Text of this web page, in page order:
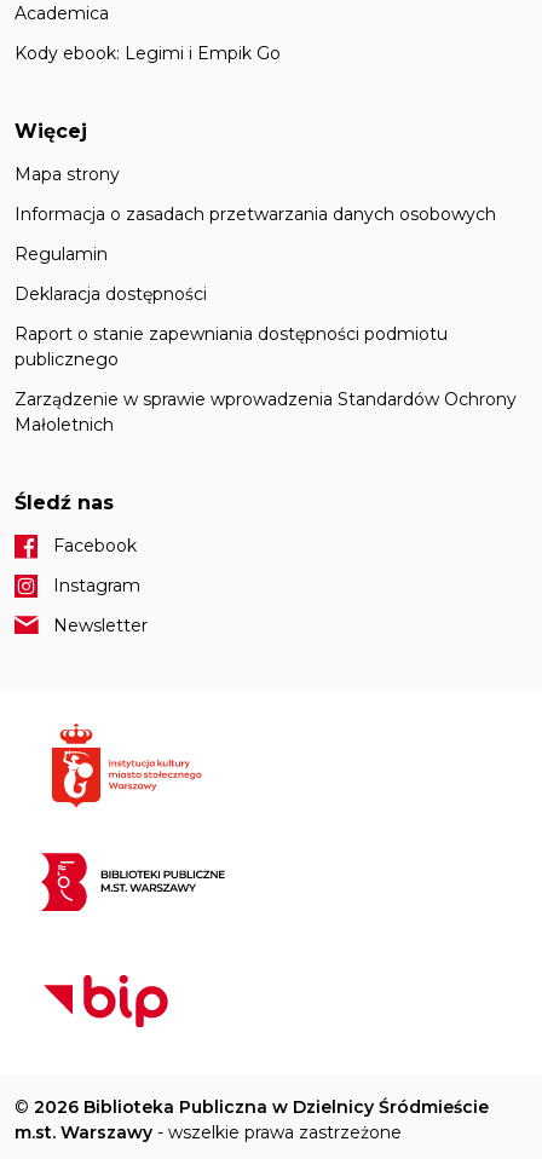
Academica
Kody ebook: Legimi i Empik Go
Więcej
Mapa strony
Informacja o zasadach przetwarzania danych osobowych
Regulamin
Deklaracja dostępności
Raport o stanie zapewniania dostępności podmiotu
publicznego
Zarządzenie w sprawie wprowadzenia Standardów Ochrony
Małoletnich
Śledź nas
Facebook
Instagram
Newsletter
© 2026 Biblioteka Publiczna w Dzielnicy Śródmieście
m.st. Warszawy - wszelkie prawa zastrzeżone